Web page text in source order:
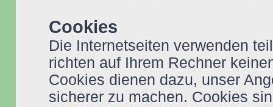
Cookies
Die Internetseiten verwenden
richten auf Ihrem Rechner
Cookies dienen dazu, unser
sicherer zu machen. Cookies